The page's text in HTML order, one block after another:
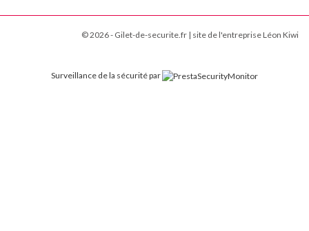
© 2026 - Gilet-de-securite.fr | site de l'entreprise Léon Kiwi
Surveillance de la sécurité par